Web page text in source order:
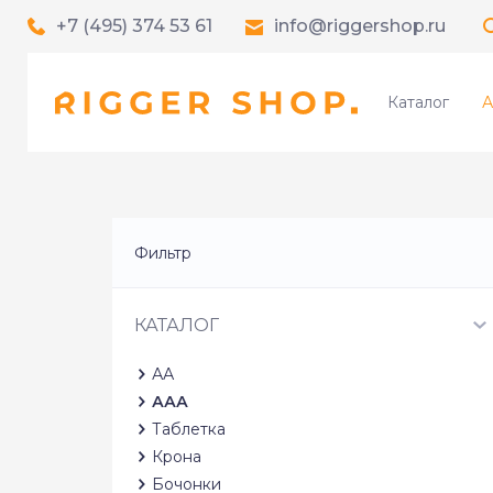
+7 (495) 374 53 61 info@riggershop.ru
Каталог
Фильтр
КАТАЛОГ
АА
ААА
Таблетка
Крона
Бочонки